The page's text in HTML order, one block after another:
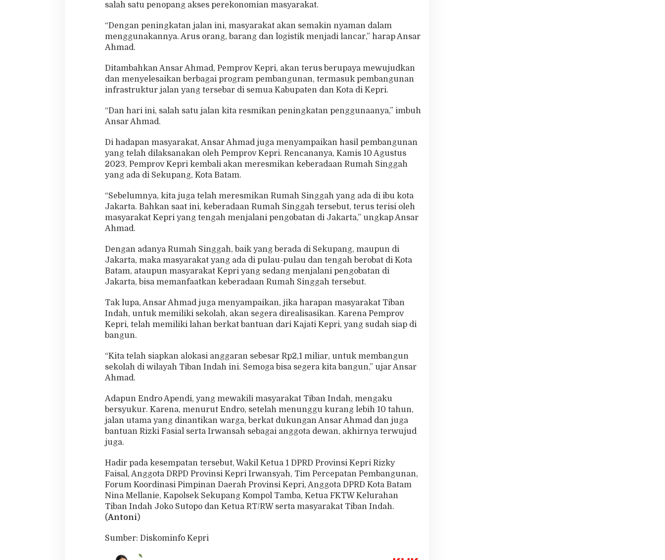
salah satu penopang akses perekonomian masyarakat.
“Dengan peningkatan jalan ini, masyarakat akan semakin nyaman dalam
menggunakannya. Arus orang, barang dan logistik menjadi lancar,” harap Ansar
Ahmad.
Ditambahkan Ansar Ahmad, Pemprov Kepri, akan terus berupaya mewujudkan
dan menyelesaikan berbagai program pembangunan, termasuk pembangunan
infrastruktur jalan yang tersebar di semua Kabupaten dan Kota di Kepri.
“Dan hari ini, salah satu jalan kita resmikan peningkatan penggunaanya,” imbuh
Ansar Ahmad.
Di hadapan masyarakat, Ansar Ahmad juga menyampaikan hasil pembangunan
yang telah dilaksanakan oleh Pemprov Kepri. Rencananya, Kamis 10 Agustus
2023, Pemprov Kepri kembali akan meresmikan keberadaan Rumah Singgah
yang ada di Sekupang, Kota Batam.
“Sebelumnya, kita juga telah meresmikan Rumah Singgah yang ada di ibu kota
Jakarta. Bahkan saat ini, keberadaan Rumah Singgah tersebut, terus terisi oleh
masyarakat Kepri yang tengah menjalani pengobatan di Jakarta,” ungkap Ansar
Ahmad.
Dengan adanya Rumah Singgah, baik yang berada di Sekupang, maupun di
Jakarta, maka masyarakat yang ada di pulau-pulau dan tengah berobat di Kota
Batam, ataupun masyarakat Kepri yang sedang menjalani pengobatan di
Jakarta, bisa memanfaatkan keberadaan Rumah Singgah tersebut.
Tak lupa, Ansar Ahmad juga menyampaikan, jika harapan masyarakat Tiban
Indah, untuk memiliki sekolah, akan segera direalisasikan. Karena Pemprov
Kepri, telah memiliki lahan berkat bantuan dari Kajati Kepri, yang sudah siap di
bangun.
“Kita telah siapkan alokasi anggaran sebesar Rp2,1 miliar, untuk membangun
sekolah di wilayah Tiban Indah ini. Semoga bisa segera kita bangun,” ujar Ansar
Ahmad.
Adapun Endro Apendi, yang mewakili masyarakat Tiban Indah, mengaku
bersyukur. Karena, menurut Endro, setelah menunggu kurang lebih 10 tahun,
jalan utama yang dinantikan warga, berkat dukungan Ansar Ahmad dan juga
bantuan Rizki Fasial serta Irwansah sebagai anggota dewan, akhirnya terwujud
juga.
Hadir pada kesempatan tersebut, Wakil Ketua 1 DPRD Provinsi Kepri Rizky
Faisal, Anggota DRPD Provinsi Kepri Irwansyah, Tim Percepatan Pembangunan,
Forum Koordinasi Pimpinan Daerah Provinsi Kepri, Anggota DPRD Kota Batam
Nina Mellanie, Kapolsek Sekupang Kompol Tamba, Ketua FKTW Kelurahan
Tiban Indah Joko Sutopo dan Ketua RT/RW serta masyarakat Tiban Indah.
(Antoni)
Sumber: Diskominfo Kepri